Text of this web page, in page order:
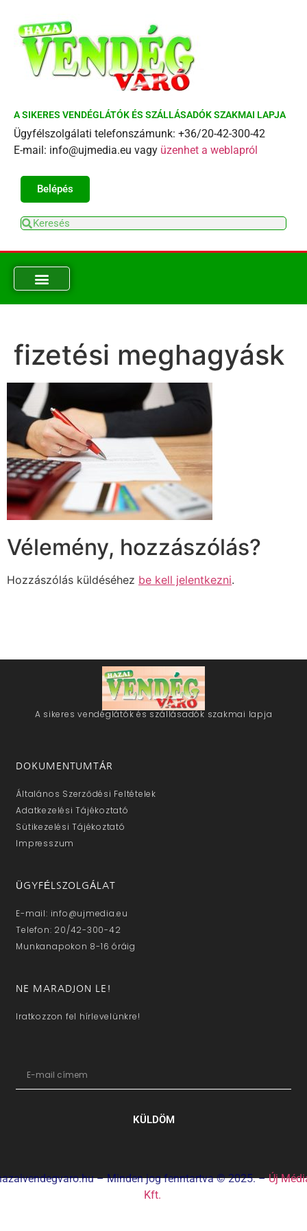
A SIKERES VENDÉGLÁTÓK ÉS SZÁLLÁSADÓK SZAKMAI LAPJA
Ügyfélszolgálati telefonszámunk: +36/20-42-300-42
E-mail: info@ujmedia.eu vagy üzenhet a weblapról
Belépés
fizetési meghagyásk
Vélemény, hozzászólás?
Hozzászólás küldéséhez be kell jelentkezni.
A sikeres vendéglátók és szállásadók szakmai lapja
DOKUMENTUMTÁR
Általános Szerződési Feltételek
Adatkezelési Tájékoztató
Sütikezelési Tájékoztató
Impresszum
ÜGYFÉLSZOLGÁLAT
E-mail: info@ujmedia.eu
Telefon: 20/42-300-42
Munkanapokon 8-16 óráig
NE MARADJON LE!
Iratkozzon fel hírlevelünkre!
KÜLDÖM
– Minden jog fenntartva © 2025. –Új
Kft.